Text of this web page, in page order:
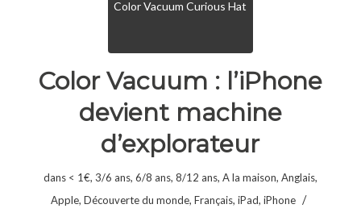
Color Vacuum : l’iPhone
devient machine
d’explorateur
dans < 1€, 3/6 ans, 6/8 ans, 8/12 ans, A la maison, Anglais,
Apple, Découverte du monde, Français, iPad, iPhone /